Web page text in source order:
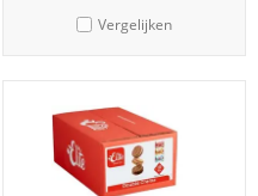
Vergelijken